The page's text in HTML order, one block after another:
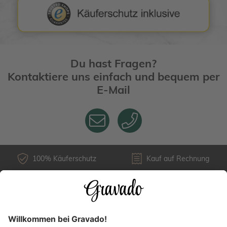
Du hast Fragen?
Kontaktiere uns einfach und bequem per
E-Mail
100% Käuferschutz Kauf auf Rechnung
Versandarten